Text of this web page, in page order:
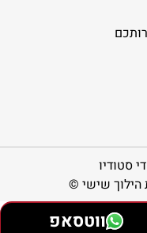
ווטסאפ
סטודיו
הילוך שישי ©